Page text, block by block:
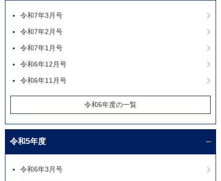
令和7年3月号
令和7年2月号
令和7年1月号
令和6年12月号
令和6年11月号
令和6年度の一覧
令和5年度
令和6年3月号